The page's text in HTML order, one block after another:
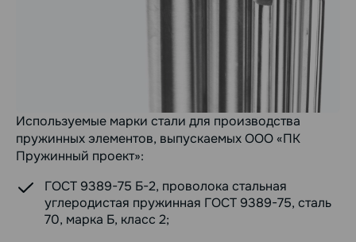
Используемые марки стали для производства
пружинных элементов, выпускаемых ООО «ПК
Пружинный проект»:
ГОСТ 9389-75 Б-2, проволока стальная
углеродистая пружинная ГОСТ 9389-75, сталь
70, марка Б, класс 2;